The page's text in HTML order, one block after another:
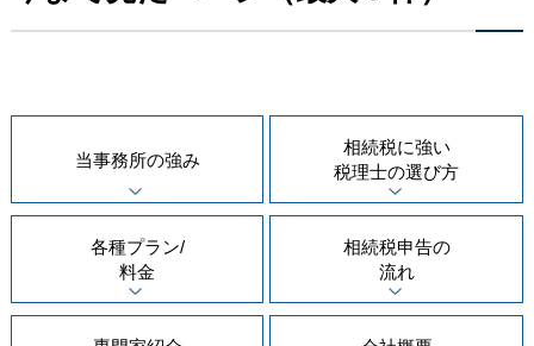
当事務所の強み
相続税に強い
税理士の選び方
各種プラン/
料金
相続税申告の
流れ